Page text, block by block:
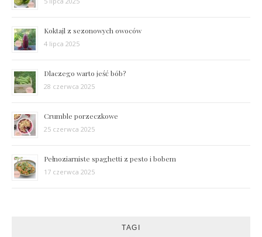
Koktajl z sezonowych owoców
4 lipca 2025
Dlaczego warto jeść bób?
28 czerwca 2025
Crumble porzeczkowe
25 czerwca 2025
Pełnoziarniste spaghetti z pesto i bobem
17 czerwca 2025
TAGI